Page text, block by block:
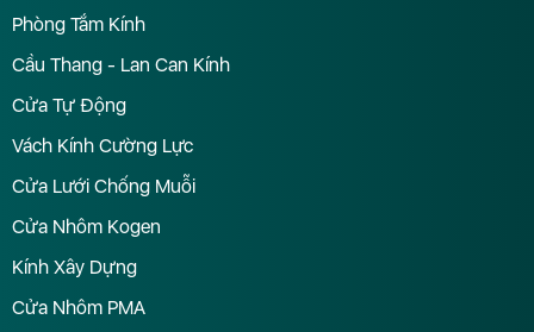
Phòng Tắm Kính
Cầu Thang - Lan Can Kính
Cửa Tự Động
Vách Kính Cường Lực
Cửa Lưới Chống Muỗi
Cửa Nhôm Kogen
Kính Xây Dựng
Cửa Nhôm PMA